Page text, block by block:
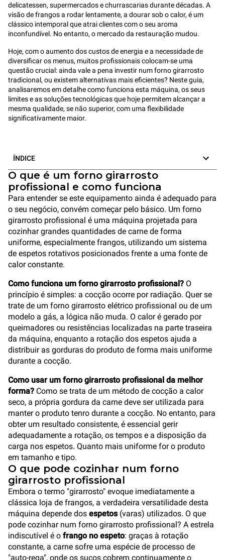
delicatessen, supermercados e churrascarias durante décadas. A
visão de frangos a rodar lentamente, a dourar sob o calor, é um
clássico intemporal que atrai clientes com o seu aroma
inconfundível. No entanto, o mercado da restauração mudou.
Hoje, com o aumento dos custos de energia e a necessidade de
diversificar os menus, muitos profissionais colocam-se uma
questão crucial: ainda vale a pena investir num forno girarrosto
tradicional, ou existem alternativas mais eficientes? Neste guia,
analisaremos em detalhe como funciona esta máquina, os seus
limites e as soluções tecnológicas que hoje permitem alcançar a
mesma qualidade, se não superior, com uma flexibilidade
significativamente maior.
ÍNDICE
O que é um forno girarrosto
profissional e como funciona
Para entender se este equipamento ainda é adequado para
o seu negócio, convém começar pelo básico. Um forno
girarrosto profissional é uma máquina projetada para
cozinhar grandes quantidades de carne de forma
uniforme, especialmente frangos, utilizando um sistema
de espetos rotativos posicionados frente a uma fonte de
calor constante.
Como funciona um forno girarrosto profissional? O
princípio é simples: a cocção ocorre por radiação. Quer se
trate de um forno girarrosto elétrico profissional ou de um
modelo a gás, a lógica não muda. O calor é gerado por
queimadores ou resistências localizadas na parte traseira
da máquina, enquanto a rotação dos espetos ajuda a
distribuir as gorduras do produto de forma mais uniforme
durante a cocção.
Como usar um forno girarrosto profissional da melhor
forma? Como se trata de um método de cocção a calor
seco, a própria gordura da carne deve ser utilizada para
manter o produto tenro durante a cocção. No entanto, para
obter um resultado consistente, é essencial gerir
adequadamente a rotação, os tempos e a disposição da
carga nos espetos. Quanto mais uniforme for o produto
em tamanho e tipo.
O que pode cozinhar num forno
girarrosto profissional
Embora o termo "girarrosto" evoque imediatamente a
clássica loja de frangos, a verdadeira versatilidade desta
máquina depende dos espetos(varas) utilizados. O que
pode cozinhar num forno girarrosto profissional? A estrela
indiscutível é o frango no espeto: graças à rotação
constante, a carne sofre uma espécie de processo de
"auto-rega", onde os sucos cobrem continuamente o